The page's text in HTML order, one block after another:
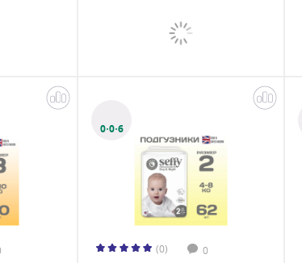
0·0·6
(0) 0